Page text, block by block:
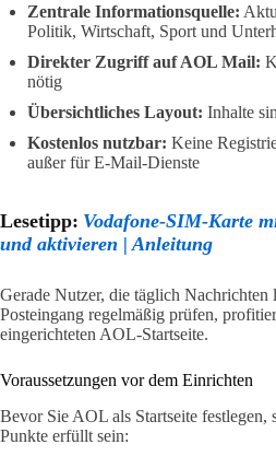
Zentrale Informationsquelle:
Politik, Wirtschaft, Sport und
Direkter Zugriff auf AOL Mail:
nötig
Übersichtliches Layout: Inhalte
Kostenlos nutzbar: Keine
außer für E-Mail-Dienste
Lesetipp: Vodafone-SIM-Karte
und aktivieren | Anleitung
Gerade Nutzer, die täglich Nachrichten
Posteingang regelmäßig prüfen,
eingerichteten AOL-Startseite.
Voraussetzungen vor dem Einrichten
Bevor Sie AOL als Startseite festlegen,
Punkte erfüllt sein: